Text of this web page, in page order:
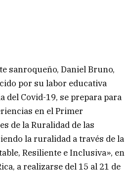
sanroqueño, Daniel Bruno,
por su labor educativa
del Covid-19, se prepara para
en el Primer
de la Ruralidad de las
la ruralidad a través de la
Resiliente e Inclusiva», en
a realizarse del 15 al 21 de